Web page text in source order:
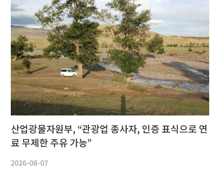
산업광물자원부, “관광업 종사자, 인증 표식으로 연
료 무제한 주유 가능”
2026-08-07